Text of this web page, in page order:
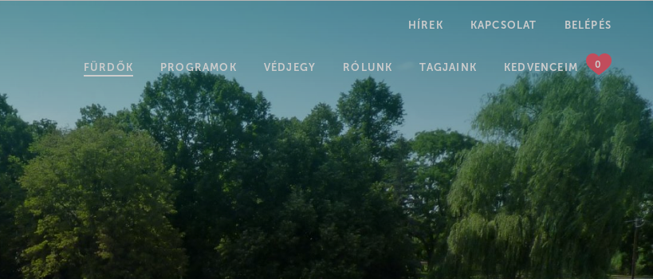
HÍREK KAPCSOLAT BELÉPÉS
FÜRDŐK PROGRAMOK VÉDJEGY RÓLUNK TAGJAINK KEDVENCEIM